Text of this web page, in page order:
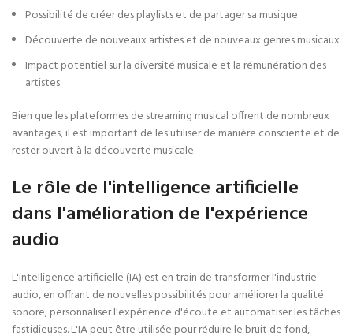
Possibilité de créer des playlists et de partager sa musique
Découverte de nouveaux artistes et de nouveaux genres musicaux
Impact potentiel sur la diversité musicale et la rémunération des
artistes
Bien que les plateformes de streaming musical offrent de nombreux
avantages, il est important de les utiliser de manière consciente et de
rester ouvert à la découverte musicale.
Le rôle de l'intelligence artificielle
dans l'amélioration de l'expérience
audio
L'intelligence artificielle (IA) est en train de transformer l'industrie
audio, en offrant de nouvelles possibilités pour améliorer la qualité
sonore, personnaliser l'expérience d'écoute et automatiser les tâches
fastidieuses. L'IA peut être utilisée pour réduire le bruit de fond,